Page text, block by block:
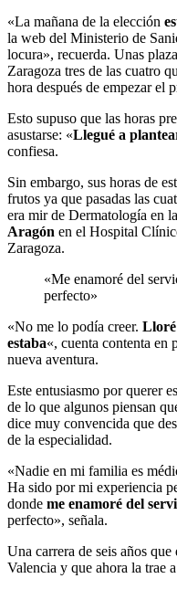
«La mañana de la elección
la web del Ministerio de
locura», recuerda. Unas
Zaragoza tres de las cuatro
hora después de empezar el
Esto supuso que las horas
asustarse: «Llegué a
confiesa.
Sin embargo, sus horas de
frutos ya que pasadas las
era mir de Dermatología en la
Aragón en el Hospital
Zaragoza.
«Me enamoré del
perfecto»
«No me lo podía creer. Lloré
estaba«, cuenta contenta en
nueva aventura.
Este entusiasmo por querer
de lo que algunos piensan
dice muy convencida que
de la especialidad.
«Nadie en mi familia es
Ha sido por mi experiencia
donde me enamoré del
perfecto», señala.
Una carrera de seis años
Valencia y que ahora la trae